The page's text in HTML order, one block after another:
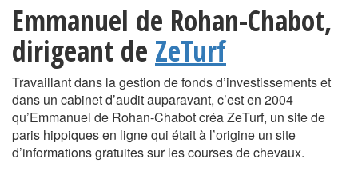
Emmanuel de Rohan-Chabot,
dirigeant de ZeTurf
Travaillant dans la gestion de fonds d’investissements et
dans un cabinet d’audit auparavant, c’est en 2004
qu’Emmanuel de Rohan-Chabot créa ZeTurf, un site de
paris hippiques en ligne qui était à l’origine un site
d’informations gratuites sur les courses de chevaux.